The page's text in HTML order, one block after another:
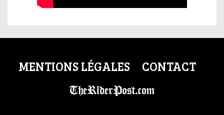
MENTIONS LÉGALES CONTACT